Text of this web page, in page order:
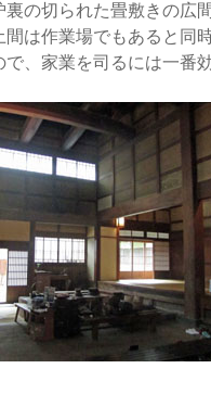
の切られた畳敷きの広
間は作業場でもあると同
で、家業を司るには一番